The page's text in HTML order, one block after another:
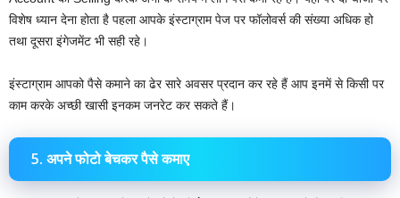
विशेष ध्यान देना होता है पहला आपके इंस्टाग्राम पेज पर फॉलोवर्स की संख्या अधिक हो
तथा दूसरा इंगेजमेंट भी सही रहे।
इंस्टाग्राम आपको पैसे कमाने का ढेर सारे अवसर प्रदान कर रहे हैं आप इनमें से किसी पर
काम करके अच्छी खासी इनकम जनरेट कर सकते हैं।
5. अपने फोटो बेचकर पैसे कमाए